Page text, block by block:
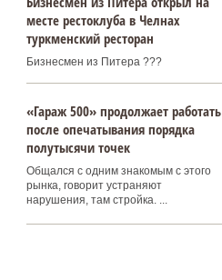
месте рестоклуба в Челнах
туркменский ресторан
Бизнесмен из Питера ???
«Гараж 500» продолжает работать
после опечатывания порядка
полутысячи точек
Общался с одним знакомым с этого
рынка, говорит устраняют
нарушения, там стройка. ...